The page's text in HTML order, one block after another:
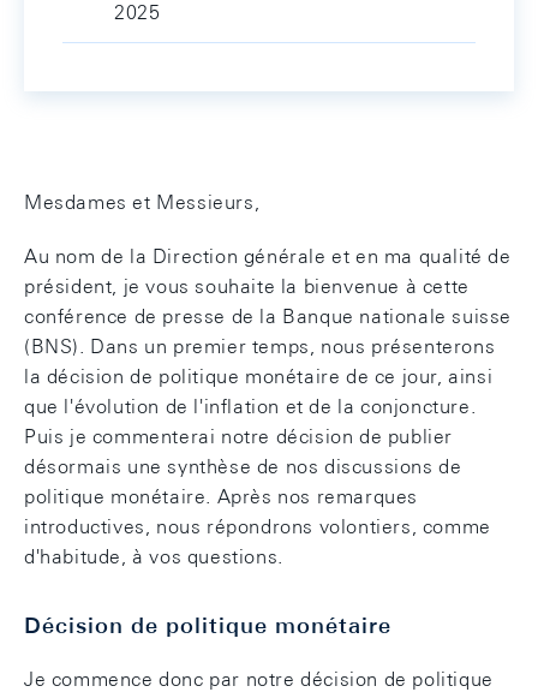
2025
Mesdames et Messieurs,
Au nom de la Direction générale et en ma qualité de
président, je vous souhaite la bienvenue à cette
conférence de presse de la Banque nationale suisse
(BNS). Dans un premier temps, nous présenterons
la décision de politique monétaire de ce jour, ainsi
que l'évolution de l'inflation et de la conjoncture.
Puis je commenterai notre décision de publier
désormais une synthèse de nos discussions de
politique monétaire. Après nos remarques
introductives, nous répondrons volontiers, comme
d'habitude, à vos questions.
Décision de politique monétaire
Je commence donc par notre décision de politique